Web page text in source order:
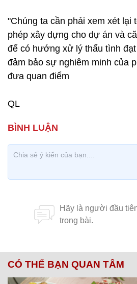
"Chúng ta cần phải xem xét lại
phép xây dựng cho dự án và
để có hướng xử lý thấu tình
đảm bảo sự nghiêm minh của
đưa quan điểm
QL
CÓ THỂ BẠN QUAN TÂM